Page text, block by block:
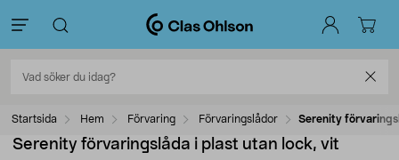
Startsida Hem Förvaring Förvaringslådor Serenity
Serenity förvaringslåda i plast utan lock, vit